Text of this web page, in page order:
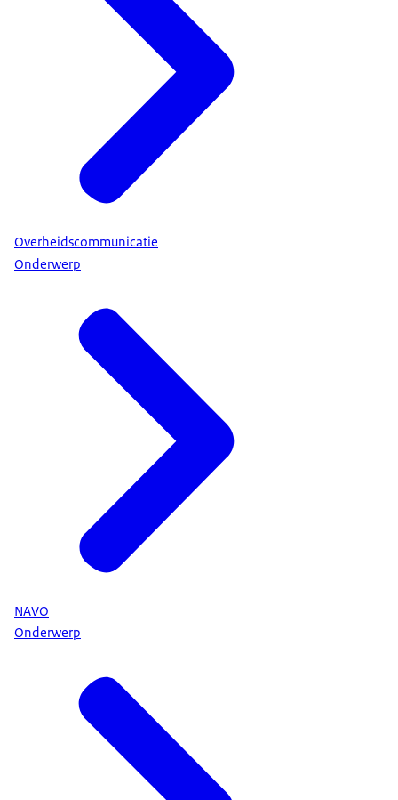
zijn lid van de NAVO.
De NAVO zorgt voor vrede en veiligheid in deze
Alle landen (bondgenoten) beschermen elkaar.
Oprichting van de NAVO
Na de Tweede Wereldoorlog richtten 12 landen de
NAVO op.
Nederland was 1 van de 12 landen.
NAVO-verdrag.
Daarna werden nog 20 landen lid van de NAVO.
Tijdens de Koude Oorlog onderdrukte de Sovjet-
Unie deze landen nog.
Dit gevaar bestaat nog steeds. De Russische
agressie tegen Oekraïne laat dat zien.
Daarom zijn Finland en Zweden nu ook lid
geworden van de NAVO.
Doel van de NAVO is vrede en veiligheid
De NAVO is er om vrede te bewaren. En om de
veiligheid van de leden te beschermen.
Daarnaast vinden de bondgenoten vrijheid,
democratie en mensenrechten belangrijk.
• voorkomen en onder controle houden van
• samenwerken op het gebied van veiligheid.
Rol NAVO voor veiligheid in Nederland
Nederland is NAVO-lid om de Nederlandse
veiligheid te beschermen.
Wereldwijde dreigingen raken ook Nederland.
Overheidscommunicatie
Onderwerp
NAVO
Onderwerp